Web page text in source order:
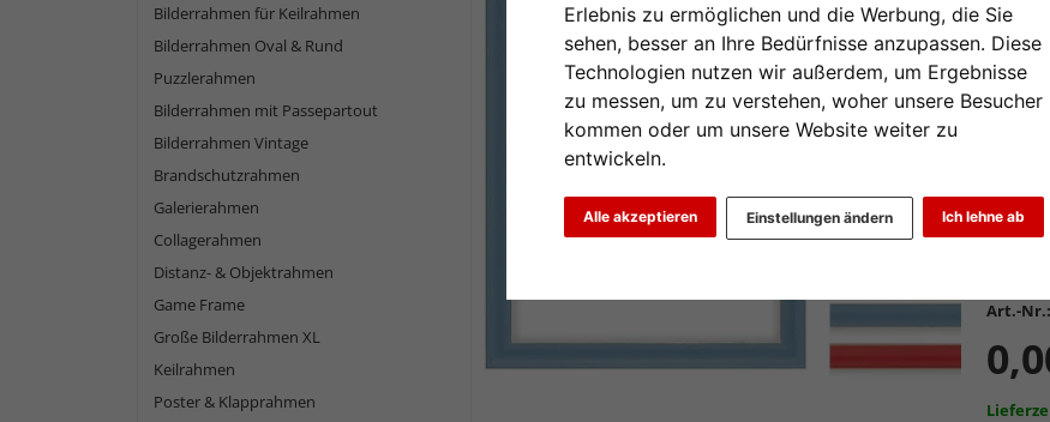
Erlebnis zu ermöglichen und die Werbung, die Sie
sehen, besser an Ihre Bedürfnisse anzupassen. Diese
Technologien nutzen wir außerdem, um Ergebnisse
zu messen, um zu verstehen, woher unsere Besucher
kommen oder um unsere Website weiter zu
entwickeln.
Alle akzeptieren Ich lehne ab
Einstellungen ändern
Format
Farbe
Art.-Nr.:
Bilderrahmen für Keilrahmen
Bilderrahmen Oval & Rund
Puzzlerahmen
Bilderrahmen mit Passepartout
Bilderrahmen Vintage
Brandschutzrahmen
Galerierahmen
Collagerahmen
Distanz- & Objektrahmen
Game Frame
Große Bilderrahmen XL
Keilrahmen
Poster & Klapprahmen